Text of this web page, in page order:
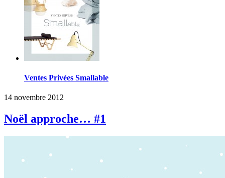
Ventes Privées Smallable
14 novembre 2012
Noël approche… #1